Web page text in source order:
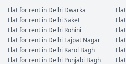
Flat for rent in Delhi Dwarka
Flat for rent in Delhi Saket
Flat for rent in Delhi Rohini
Flat for rent in Delhi Lajpat Nagar
Flat for rent in Delhi Karol Bagh
Flat for rent in Delhi Punjabi Bagh